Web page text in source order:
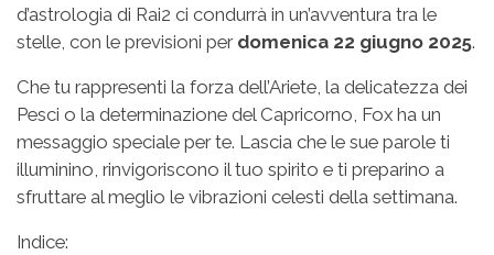
d’astrologia di Rai2 ci condurrà in un’avventura tra le
stelle, con le previsioni per domenica 22 giugno 2025.
Che tu rappresenti la forza dell’Ariete, la delicatezza dei
Pesci o la determinazione del Capricorno, Fox ha un
messaggio speciale per te. Lascia che le sue parole ti
illuminino, rinvigoriscono il tuo spirito e ti preparino a
sfruttare al meglio le vibrazioni celesti della settimana.
Indice: